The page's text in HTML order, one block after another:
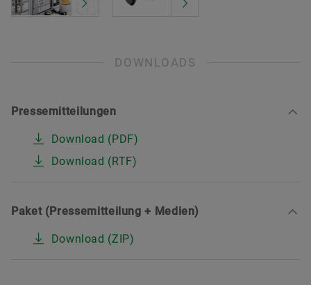
DOWNLOADS
Pressemitteilungen
Download (PDF)
Download (RTF)
Paket (Pressemitteilung + Medien)
Download (ZIP)